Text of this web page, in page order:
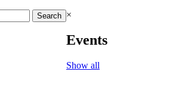
×
Events
Show all